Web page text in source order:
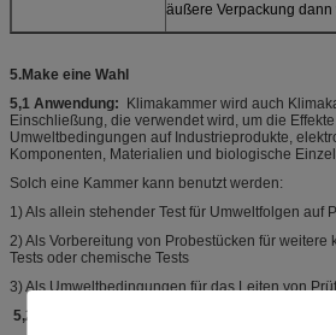
äußere Verpackung dann
5.Make eine Wahl
5,1 Anwendung:
Klimakammer wird auch
Einschließung, die verwendet wird, um die
Umweltbedingungen auf Industrieprodukte,
Komponenten, Materialien und biologische
Solch eine Kammer kann benutzt werden:
1) Als allein stehender Test für Umweltfolgen auf
2) Als Vorbereitung von Probestücken für weitere
Tests oder chemische Tests
3) Als Umweltbedingungen für das Leiten von
5,2 Überblick